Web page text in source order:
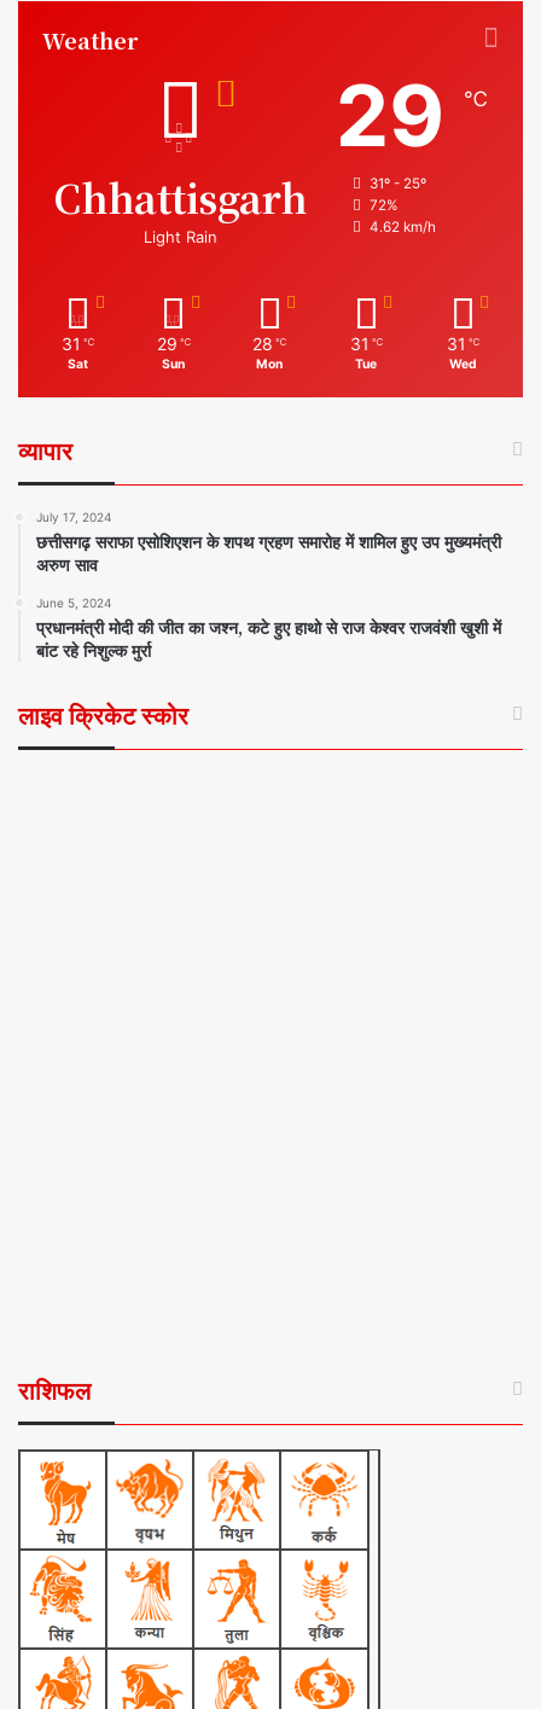
Weather
Chhattisgarh
Light Rain
29 ℃
31º - 25º
72%
4.62 km/h
31 ℃
Sat
29 ℃
Sun
28 ℃
Mon
31 ℃
Tue
31 ℃
Wed
व्यापार
July 17, 2024
छत्तीसगढ़ सराफा एसोशिएशन के शपथ ग्रहण समारोह में शामिल हुए उप मुख्यमंत्री
अरुण साव
June 5, 2024
प्रधानमंत्री मोदी की जीत का जश्न, कटे हुए हाथो से राज केश्वर राजवंशी खुशी में
बांट रहे निशुल्क मुर्रा
लाइव क्रिकेट स्कोर
राशिफल